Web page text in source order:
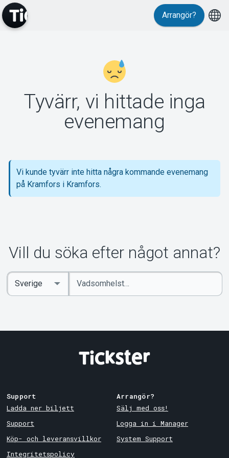
Support
Om Tickster
Arrangör?
Tyvärr, vi hittade inga
evenemang
Vi kunde tyvärr inte hitta några kommande evenemang
på Kramfors i Kramfors.
Vill du söka efter något annat?
Ange
sökord
Select
Country
Support
Ladda ner biljett
Support
Köp- och leveransvillkor
Integritetspolicy
Arrangör?
Sälj med oss!
Logga in i Manager
System Support